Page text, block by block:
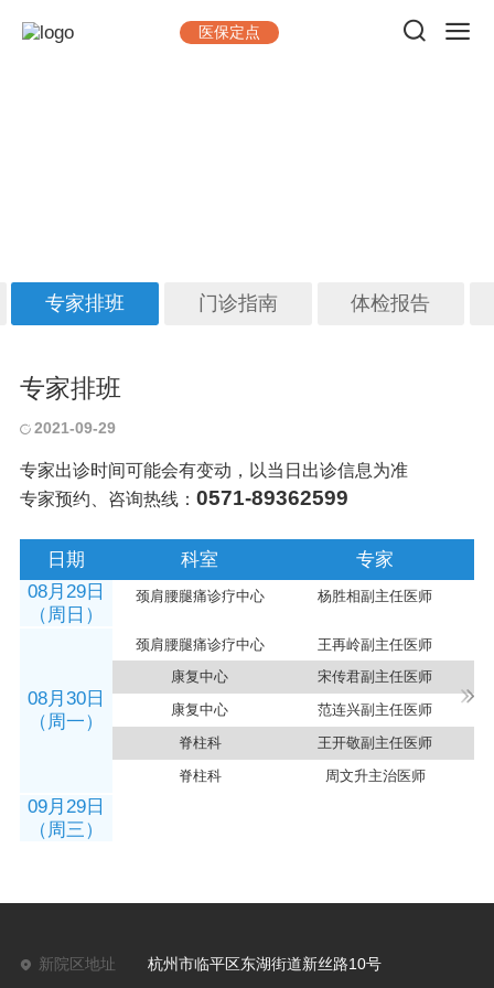
医保定点
专家排班 门诊指南 体检报告
专家排班
2021-09-29
专家出诊时间可能会有变动，以当日出诊信息为准
专家预约、咨询热线： 0571-89362599
日期 科室
专家
08月29日
（周日）
颈肩腰腿痛诊疗中心 杨胜相副主任医师
08月30日
（周一）
颈肩腰腿痛诊疗中心
王再岭副主任医师
康复中心
宋传君副主任医师
康复中心
范连兴副主任医师
脊柱科
王开敬副主任医师
脊柱科
周文升主治医师
09月29日
（周三）
新院区地址 杭州市临平区东湖街道新丝路10号